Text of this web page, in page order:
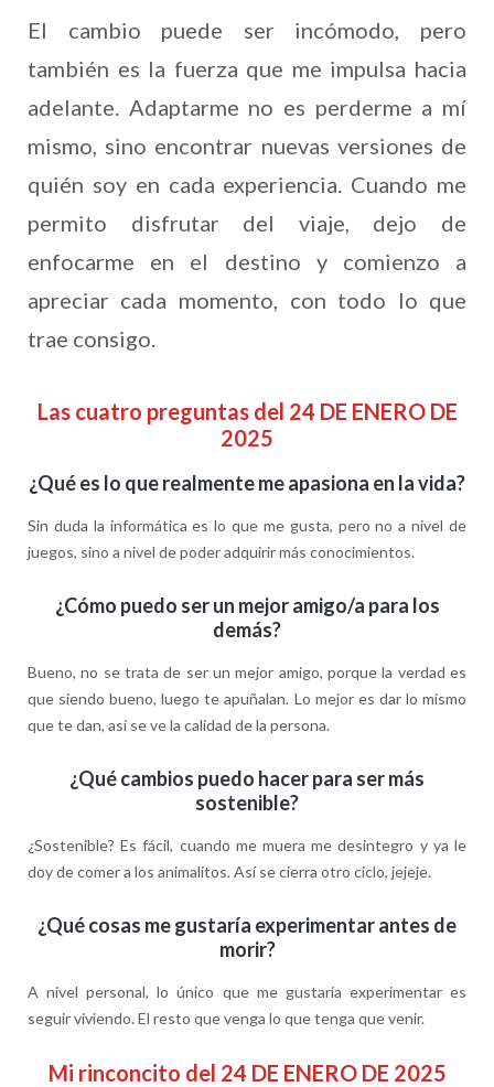
El cambio puede ser incómodo, pero
también es la fuerza que me impulsa hacia
adelante. Adaptarme no es perderme a mí
mismo, sino encontrar nuevas versiones de
quién soy en cada experiencia. Cuando me
permito disfrutar del viaje, dejo de
enfocarme en el destino y comienzo a
apreciar cada momento, con todo lo que
trae consigo.
Las cuatro preguntas del 24 DE ENERO DE
2025
¿Qué es lo que realmente me apasiona en la vida?
Sin duda la informática es lo que me gusta, pero no a nivel de
juegos, sino a nivel de poder adquirir más conocimientos.
¿Cómo puedo ser un mejor amigo/a para los
demás?
Bueno, no se trata de ser un mejor amigo, porque la verdad es
que siendo bueno, luego te apuñalan. Lo mejor es dar lo mismo
que te dan, así se ve la calidad de la persona.
¿Qué cambios puedo hacer para ser más
sostenible?
¿Sostenible? Es fácil, cuando me muera me desintegro y ya le
doy de comer a los animalitos. Así se cierra otro ciclo, jejeje.
¿Qué cosas me gustaría experimentar antes de
morir?
A nivel personal, lo único que me gustaría experimentar es
seguir viviendo. El resto que venga lo que tenga que venir.
Mi rinconcito del 24 DE ENERO DE 2025